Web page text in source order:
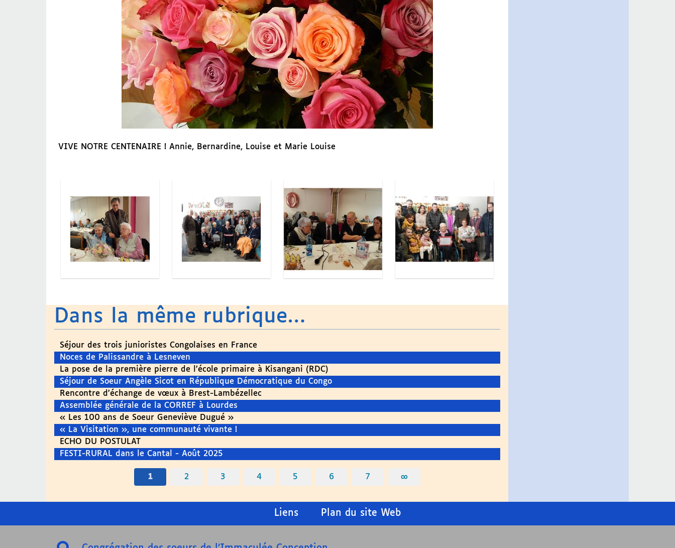
VIVE NOTRE CENTENAIRE ! Annie, Bernardine, Louise et Marie Louise
Dans la même rubrique…
Séjour des trois junioristes Congolaises en France
Noces de Palissandre à Lesneven
La pose de la première pierre de l’école primaire à Kisangani (RDC)
Séjour de Soeur Angèle Sicot en République Démocratique du Congo
Rencontre d’échange de vœux à Brest-Lambézellec
Assemblée générale de la CORREF à Lourdes
« Les 100 ans de Soeur Geneviève Dugué »
« La Visitation », une communauté vivante !
ECHO DU POSTULAT
FESTI-RURAL dans le Cantal - Août 2025
1 2 3 4 5 6 7 ∞
Liens Plan du site Web